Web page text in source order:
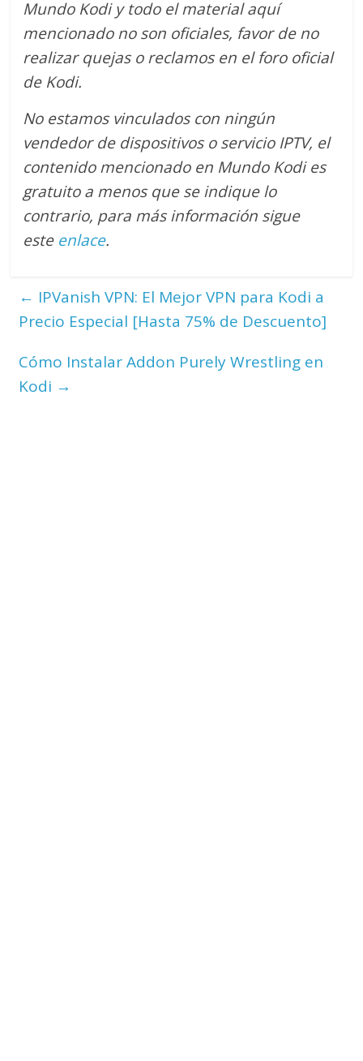
Mundo Kodi y todo el material aquí
mencionado no son oficiales, favor de no
realizar quejas o reclamos en el foro oficial
de Kodi.
No estamos vinculados con ningún
vendedor de dispositivos o servicio IPTV, el
contenido mencionado en Mundo Kodi es
gratuito a menos que se indique lo
contrario, para más información sigue
este enlace.
← IPVanish VPN: El Mejor VPN para Kodi a
Precio Especial [Hasta 75% de Descuento]
Cómo Instalar Addon Purely Wrestling en
Kodi →